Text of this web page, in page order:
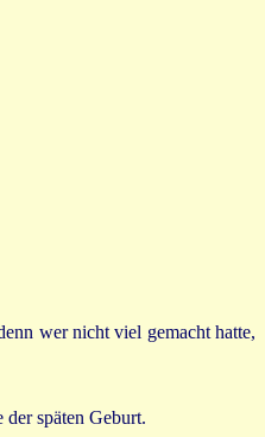
wer nicht viel gemacht hatte,
späten Geburt.